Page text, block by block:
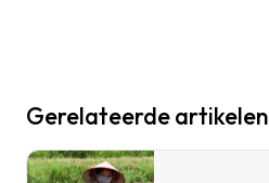
Gerelateerde artikelen